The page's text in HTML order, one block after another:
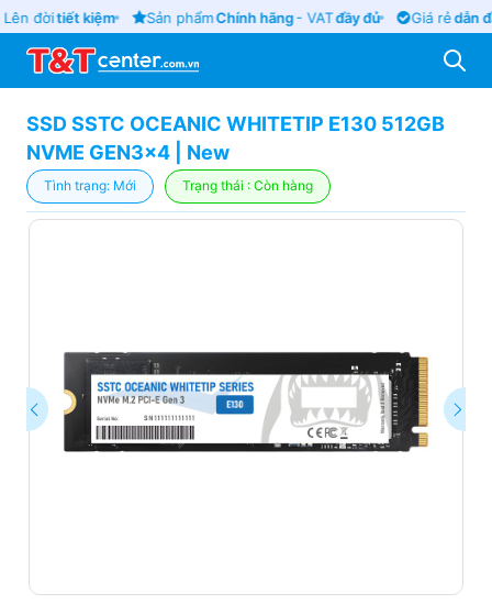
đờitiết kiệm Sản phẩmChính hãng- VATđầy đủ Giá rẻdẫn
SSD SSTC OCEANIC WHITETIP E130 512GB
NVME GEN3x4 | New
Tình trạng: Mới Trạng thái : Còn hàng